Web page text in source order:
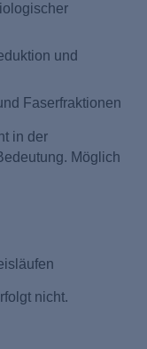
und
Faserfraktionen
in der
Möglich
nicht.